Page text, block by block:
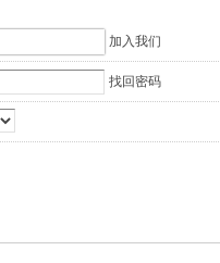
加入我们
找回密码